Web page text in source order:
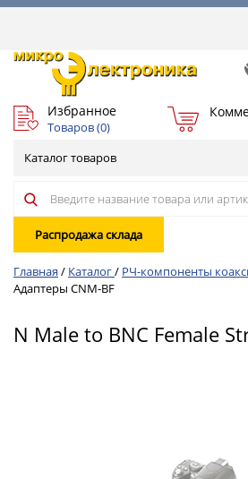
Избранное
Товаров (0)
Каталог товаров
Распродажа склада
Главная / Каталог/ РЧ-компоненты
Адаптеры CNM-BF
N Male to BNC Female